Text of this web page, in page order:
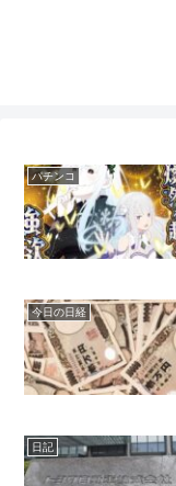
パチンコ
今日の日経
日記